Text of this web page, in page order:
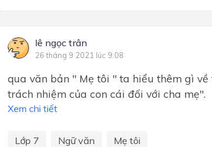
lê ngọc trân
26 tháng 9 2021 lúc 9:08
qua văn bản " Mẹ tôi " ta hiểu thêm gì
trách nhiệm của con cái đối với cha mẹ".
Xem chi tiết
Lớp 7 Ngữ văn Mẹ tôi